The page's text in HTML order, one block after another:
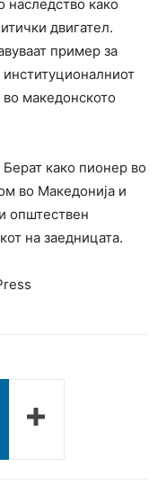
наследство како
двигател.
пример за
во македонското
како пионер во
во Македонија и
општествен
на заедницата.